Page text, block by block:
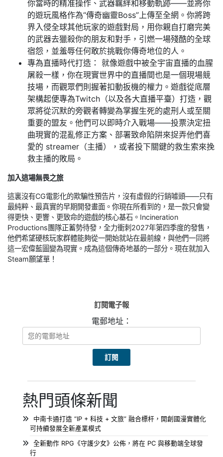
你當時的精准操作、武器羈絆和移動軌跡——並將你
的遊玩風格作為“傳奇幽靈Boss”上傳至全網。你將跨
界入侵全球其他玩家的遊戲對局，用你親自打磨完美
的武器去獵殺你的朋友和對手，引燃一場殘酷的全球
宿怨，並羞辱任何敢於挑戰你傳奇地位的人。
專為直播時代打造： 就像遊戲中被全宇宙直播的血腥
屠殺一樣，你在現實世界中的直播間也是一個現場競
技場，而觀眾們則握著扣動扳機的權力。遊戲從底層
架構起便專為Twitch（以及各大直播平臺）打造，觀
眾將從沉默的旁觀者轉變為掌握生死的處刑人或至關
重要的盟友。他們可以即時介入戰場——投票決定扭
曲現實的混亂修正方案、部署致命陷阱來捉弄他們喜
愛的 streamer（主播），或者投下關鍵的救生索來挽
救主播的敗局。
加入這場無畏之旅
這裏沒有CG電影化的欺騙性預告片，沒有虛假的行銷噱頭——只有
最純粹、最真實的早期開發畫面。你現在所看到的，是一款只會變
得更快、更響、更致命的遊戲的核心基石。Incineration
Productions團隊正蓄勢待發，全力衝刺2027年第四季度的發售，
他們希望硬核玩家群體能夠從一開始就站在最前線，與他們一同將
這一宏偉藍圖變為現實。成為這個傳奇地基的一部分。現在就加入
Steam願望單！
訂閱電子報
電郵地址：
熱門頭條新聞
中南卡通打造 “IP + 科技 + 文旅” 融合標杆，開創國漫實體化
可持續發展全新產業模式
全新動作 RPG《守護少女》公佈，將在 PC 與移動端全球發
行